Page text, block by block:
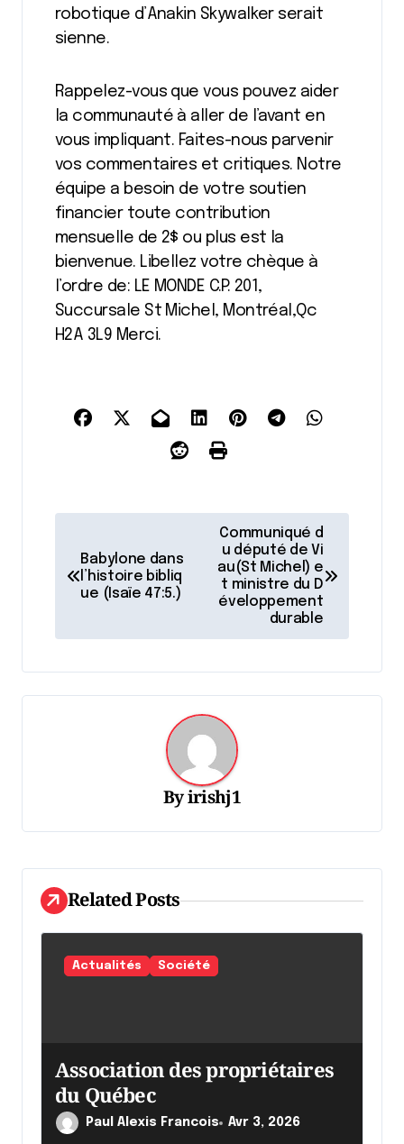
robotique d’Anakin Skywalker serait
sienne.
Rappelez-vous que vous pouvez aider
la communauté à aller de l’avant en
vous impliquant. Faites-nous parvenir
vos commentaires et critiques. Notre
équipe a besoin de votre soutien
financier toute contribution
mensuelle de 2$ ou plus est la
bienvenue. Libellez votre chèque à
l’ordre de: LE MONDE C.P. 201,
Succursale St Michel, Montréal,Qc
H2A 3L9 Merci.
v
g
a
t
d
l
'
a
r
c
l
e
Babylone dans
l’histoire bibliq
ue (Isaïe 47:5.)
Communiqué d
u député de Vi
au(St Michel) e
t ministre du D
éveloppement
durable
Byirishj1
Related Posts
Actualités Société
Association des propriétaires
du Québec
Paul Alexis Francois Avr 3, 2026